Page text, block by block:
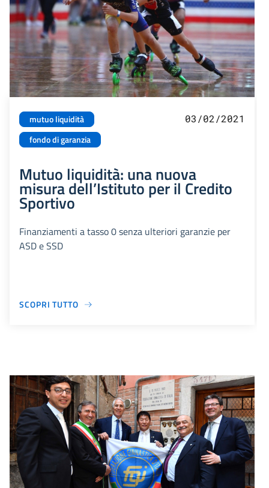
mutuo liquidità
fondo di garanzia
03/02/2021
Mutuo liquidità: una nuova
misura dell’Istituto per il Credito
Sportivo
Finanziamenti a tasso 0 senza ulteriori garanzie per
ASD e SSD
SCOPRI TUTTO